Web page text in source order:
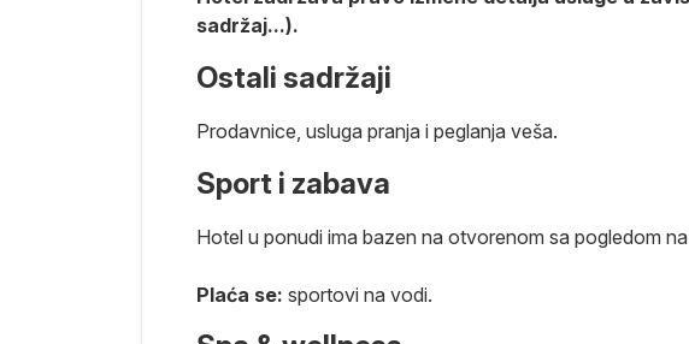
sadržaj...).
Ostali sadržaji
Prodavnice, usluga pranja i peglanja veša.
Sport i zabava
Hotel u ponudi ima bazen na otvorenom sa pogledom
Plaća se: sportovi na vodi.